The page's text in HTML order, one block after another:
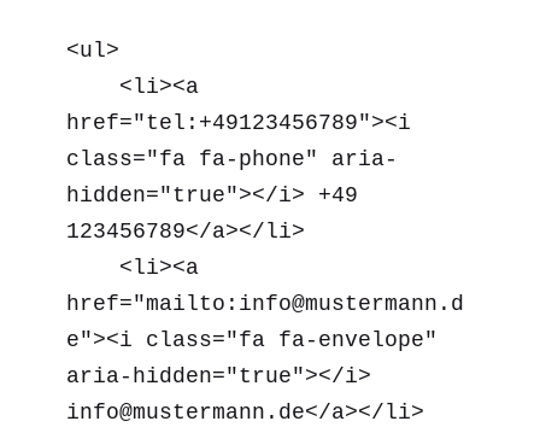
<ul>
href="tel:+49123456789"><i
class="fa fa-phone" aria-
hidden="true"></i> +49
123456789</a></li>
href="mailto:info@mustermann.d
e"><i class="fa fa-envelope"
aria-hidden="true"></i>
info@mustermann.de</a></li>